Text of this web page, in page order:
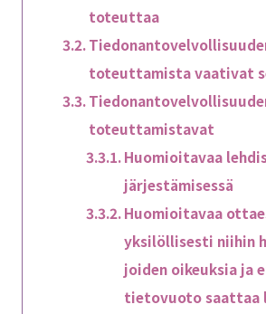
toteuttaa
toteuttamista vaativat
toteuttamistavat
Huomioitavaa
järjestämisessä
Huomioitavaa
yksilöllisesti niihin
joiden oikeuksia ja
tietovuoto saattaa